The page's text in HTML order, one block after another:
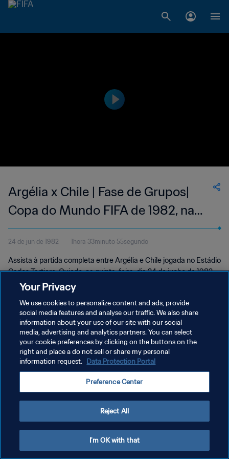
Argélia x Chile | Fase de Grupos|
Copa do Mundo FIFA de 1982, na
Espanha | Jogo Completo
24 de jun de 1982 1hora 33minuto 55segundo
Assista à partida completa entre Argélia e Chile jogada no Estádio
Carlos Tartiere, Oviedo, na quinta-feira, dia 24 de junho de 1982.
POLÍTICA DE PRIVACIDADE
TERMOS DE SERVIÇO
ADMINISTRAR AS PREFERÊNCIAS DE COOKIES
Your Privacy
We use cookies to personalize content and ads, provide
social media features and analyse our traffic. We also share
information about your use of our site with our social
media, advertising and analytics partners. You can select
your cookie preferences by clicking on the buttons on the
right and place a do not sell or share my personal
information request. Data Protection Portal
Preference Center
Reject All
I'm OK with that